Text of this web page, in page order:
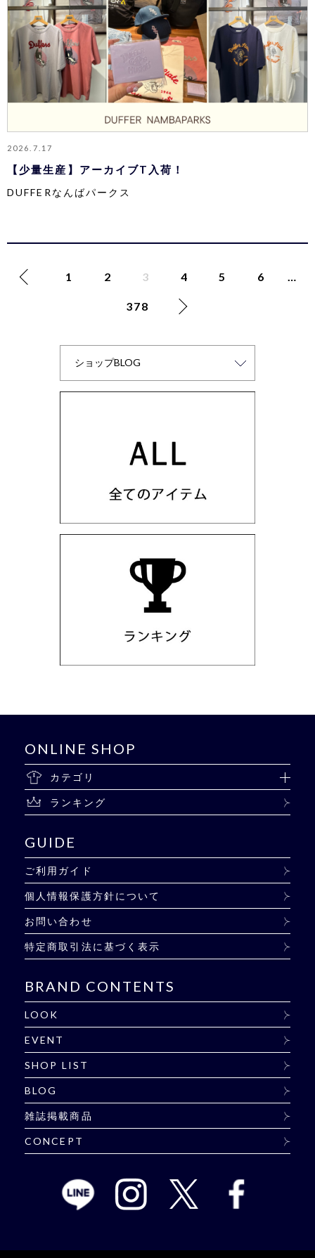
2026.7.17
【少量生産】アーカイブT入荷！
DUFFERなんばパークス
1 2 3 4 5 6 …
378
ONLINE SHOP
カテゴリ
ランキング
GUIDE
ご利用ガイド
個人情報保護方針について
お問い合わせ
特定商取引法に基づく表示
BRAND CONTENTS
LOOK
EVENT
SHOP LIST
BLOG
雑誌掲載商品
CONCEPT